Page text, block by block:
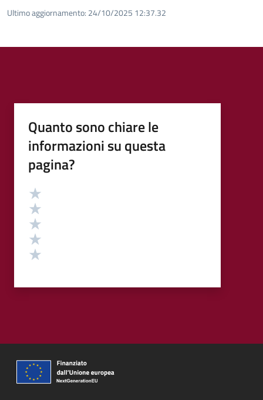
Ultimo aggiornamento: 24/10/2025 12:37.32
Quanto sono chiare le
informazioni su questa
pagina?
Valutazione